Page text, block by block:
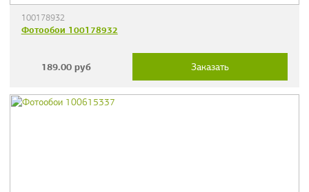
100178932
Фотообои 100178932
189.00 руб Заказать